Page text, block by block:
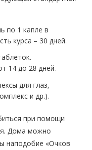
по 1 капле в
курса – 30 дней.
14 до 28 дней.
для глаз,
и др.).
при помощи
Дома можно
наподобие «Очков